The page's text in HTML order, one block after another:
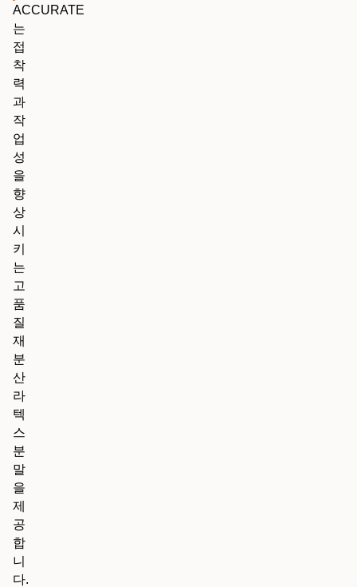
ACCURATE
는
접
착
력
과
작
업
성
을
향
상
시
키
는
고
품
질
재
분
산
라
텍
스
분
말
을
제
공
합
니
다.